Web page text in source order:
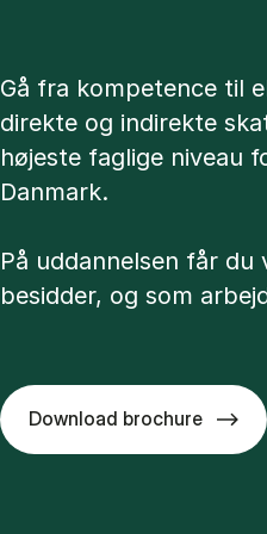
Gå fra kompetence til
direkte og indirekte
højeste faglige niveau
Danmark.
På uddannelsen får
besidder, og som
Download brochure